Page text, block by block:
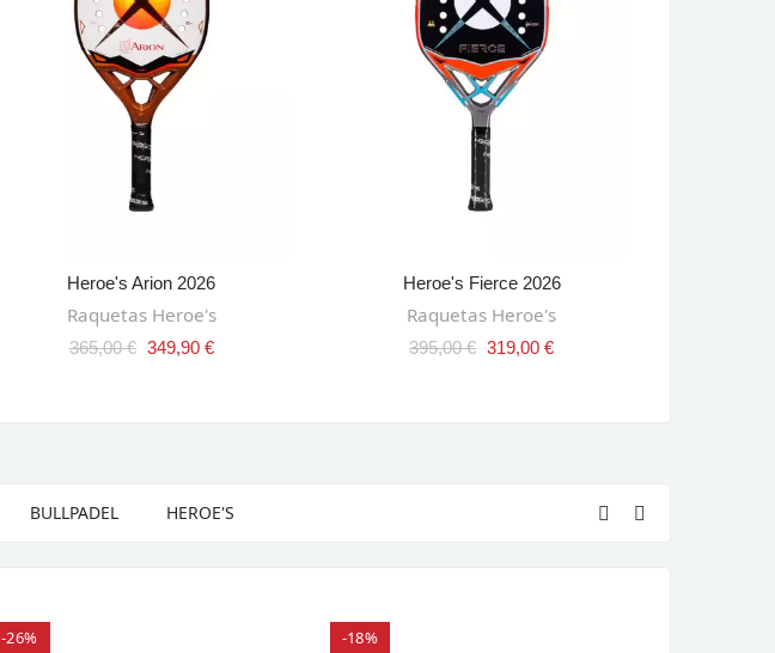
AÑADIR AL CARRITO
Heroe's Arion 2026
Raquetas Heroe's
365,00 € 349,90 €
AÑADIR AL CARRITO
Heroe's Fierce 2026
Raquetas Heroe's
395,00 € 319,00 €
BULLPADEL HEROE'S
-26% -18%